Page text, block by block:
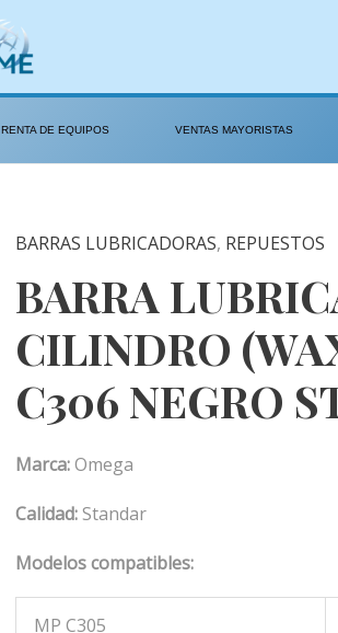
RENTA DE EQUIPOS VENTAS MAYORISTAS
BARRAS LUBRICADORAS, REPUESTOS
BARRA
CILINDRO
C306 NEGRO
Marca:Omega
Calidad: Standar
Modelos compatibles:
MP C305